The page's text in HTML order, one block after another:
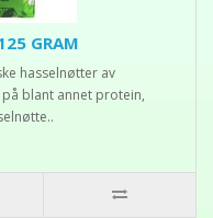
GRAM
hasselnøtter av
blant annet protein,